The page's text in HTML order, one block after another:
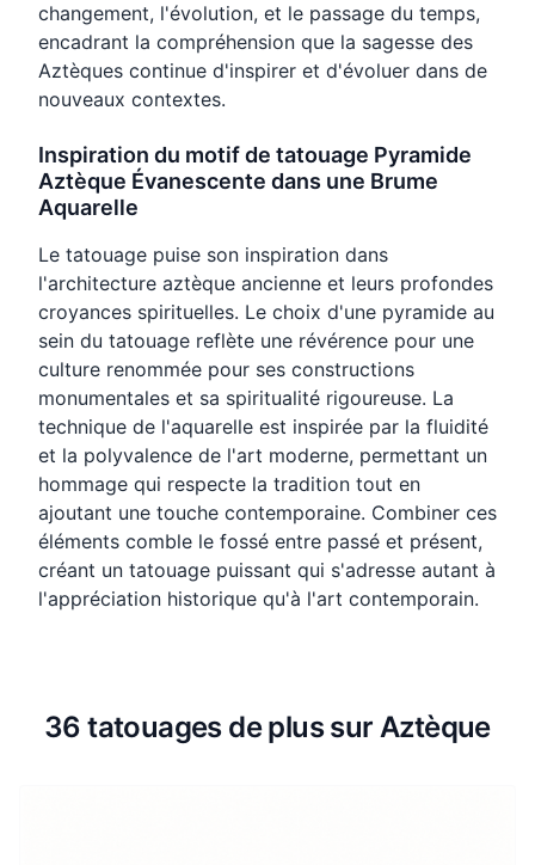
changement, l'évolution, et le passage du temps,
encadrant la compréhension que la sagesse des
Aztèques continue d'inspirer et d'évoluer dans de
nouveaux contextes.
Inspiration du motif de tatouage Pyramide
Aztèque Évanescente dans une Brume
Aquarelle
Le tatouage puise son inspiration dans
l'architecture aztèque ancienne et leurs profondes
croyances spirituelles. Le choix d'une pyramide au
sein du tatouage reflète une révérence pour une
culture renommée pour ses constructions
monumentales et sa spiritualité rigoureuse. La
technique de l'aquarelle est inspirée par la fluidité
et la polyvalence de l'art moderne, permettant un
hommage qui respecte la tradition tout en
ajoutant une touche contemporaine. Combiner ces
éléments comble le fossé entre passé et présent,
créant un tatouage puissant qui s'adresse autant à
l'appréciation historique qu'à l'art contemporain.
36 tatouages de plus sur Aztèque